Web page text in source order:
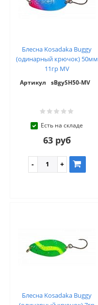
Блесна Kosadaka Buggy
(одинарный крючок) 50мм
11гр MV
Артикул sBgySH50-MV
Есть на складе
63 руб
Блесна Kosadaka Buggy